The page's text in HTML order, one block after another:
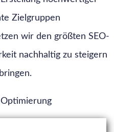
Zielgruppen
wir den größten SEO-
nachhaltig zu steigern